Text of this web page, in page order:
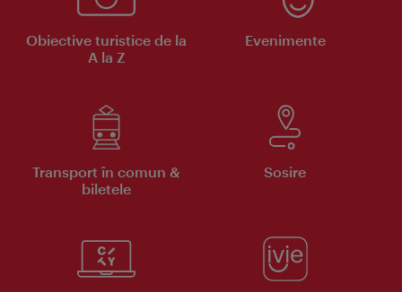
Obiective turistice de la
A la Z
Evenimente
Transport în comun &
biletele
Sosire